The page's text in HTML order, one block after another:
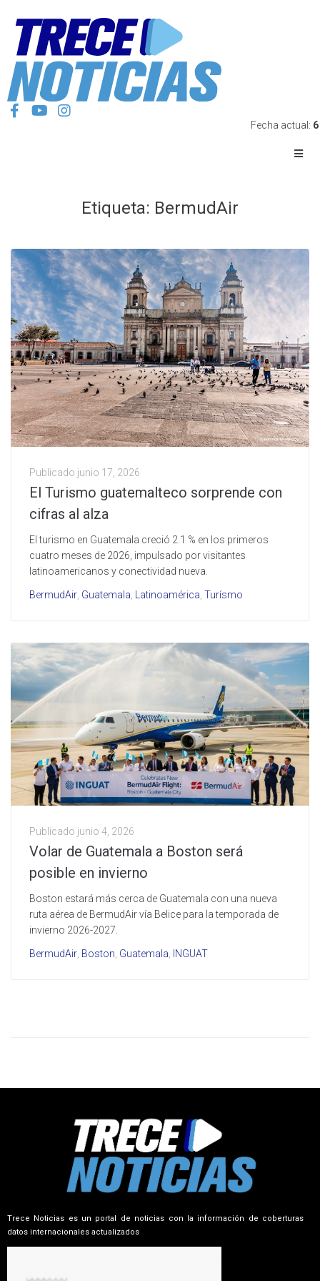
Fecha actual:
Etiqueta: BermudAir
Publicado junio 17, 2026
El Turismo guatemalteco sorprende con
cifras al alza
El turismo en Guatemala creció 2.1 % en los primeros
cuatro meses de 2026, impulsado por visitantes
latinoamericanos y conectividad nueva.
BermudAir, Guatemala, Latinoamérica, Turísmo
Publicado junio 4, 2026
Volar de Guatemala a Boston será
posible en invierno
Boston estará más cerca de Guatemala con una nueva
ruta aérea de BermudAir vía Belice para la temporada de
invierno 2026-2027.
BermudAir Boston Guatemala INGUAT
Trece Noticias es un portal de noticias con la información de coberturas
datos internacionales actualizados